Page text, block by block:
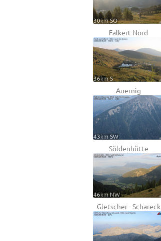
30km SO
Falkert Nord
36km S
Auernig
43km SW
Söldenhütte
46km NW
Gletscher - Schareck